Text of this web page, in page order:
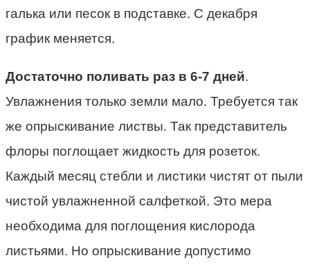
галька или песок в подставке. С декабря
график меняется.
Достаточно поливать раз в 6-7 дней.
Увлажнения только земли мало. Требуется так
же опрыскивание листвы. Так представитель
флоры поглощает жидкость для розеток.
Каждый месяц стебли и листики чистят от пыли
чистой увлажненной салфеткой. Это мера
необходима для поглощения кислорода
листьями. Но опрыскивание допустимо